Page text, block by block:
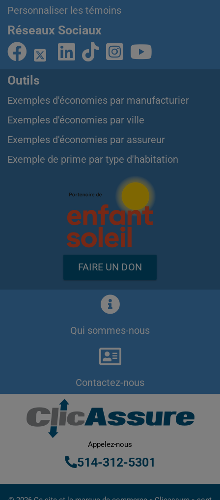
Personnaliser les témoins
Réseaux Sociaux
Outils
Exemples d'économies par manufacturier
Exemples d'économies par ville
Exemples d'économies par assureur
Exemple de prime par type d'habitation
FAIRE UN DON
Qui sommes-nous
Contactez-nous
Appelez-nous
514-312-5301